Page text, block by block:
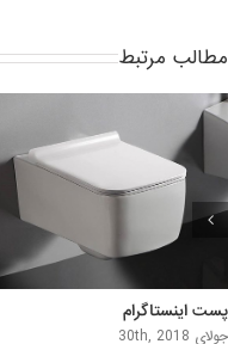
مطالب مرتبط
پست اینستاگرام
جولای 30th, 2018